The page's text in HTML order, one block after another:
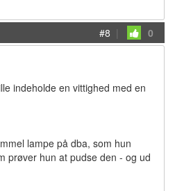
#8 | 0
indeholde en vittighed med en
lampe på dba, som hun
prøver hun at pudse den - og ud